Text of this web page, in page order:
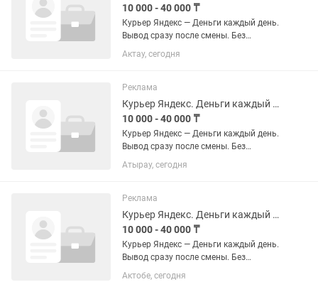
10 000 - 40 000 ₸
Курьер Яндекс — Деньги каждый день.
Вывод сразу после смены. Без
ожидания. За заказ: 700–1 800 тенге
За смену: до 40 000 тенге График —
Транспорт любой: пешком, вело,...
Актау, сегодня
Реклама
Курьер Яндекс. Деньги каждый день.
10 000 - 40 000 ₸
Курьер Яндекс — Деньги каждый день.
Вывод сразу после смены. Без
ожидания. За заказ: 700–1 800 тенге
За смену: до 40 000 тенге График —
Транспорт любой: пешком, вело,...
Атырау, сегодня
Реклама
Курьер Яндекс. Деньги каждый день.
10 000 - 40 000 ₸
Курьер Яндекс — Деньги каждый день.
Вывод сразу после смены. Без
ожидания. За заказ: 700–1 800 тенге
За смену: до 40 000 тенге График —
Актобе, сегодня